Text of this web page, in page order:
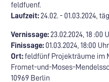
feldfuenf.
Laufzeit: 24.02. - 01.03.2024,
Vernissage: 23.02.2024, 18 :00
Finissage: 01.03.2024, 18:00 Uhr
Ort:feldfünf Projekträume im
Fromet-und-Moses-
10969 Berlin